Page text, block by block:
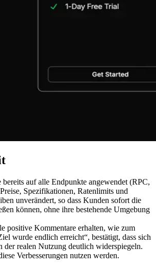
auf alle Endpunkte angewendet (RPC,
Spezifikationen, Ratenlimits und
unverändert, so dass Kunden sofort die
können, ohne ihre bestehende Umgebung
positive Kommentare erhalten, wie zum
wurde endlich erreicht“, bestätigt, dass sich
der realen Nutzung deutlich widerspiegeln.
Verbesserungen nutzen werden.